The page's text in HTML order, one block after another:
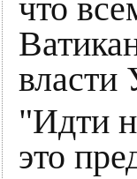
что
власти
"Идти
это